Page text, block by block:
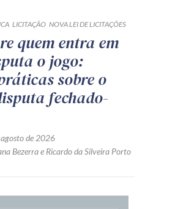
LICITAÇÃO NOVA LEI DE LICITAÇÕES
quem entra em
o jogo:
sobre o
fechado-
de 2026
Bezerrae Ricardo da Silveira Porto